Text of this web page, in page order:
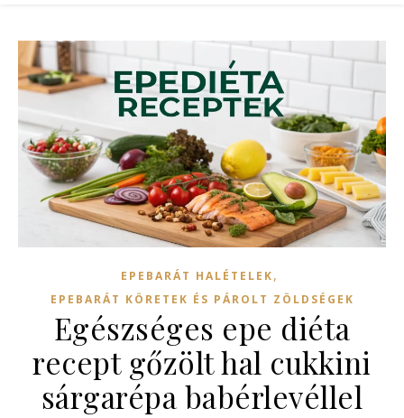
EPEBARÁT HALÉTELEK,
EPEBARÁT KÖRETEK ÉS PÁROLT ZÖLDSÉGEK
Egészséges epe diéta
recept gőzölt hal cukkini
sárgarépa babérlevéllel